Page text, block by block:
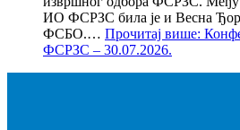
ИО ФСРЗС била је и Весна
ФСБО.… Прочитај више:
ФСРЗС – 30.07.2026.